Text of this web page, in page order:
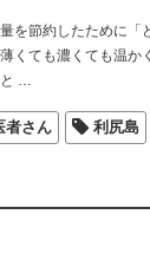
を節約したために「
くても濃くても温
…
者さん 利尻島